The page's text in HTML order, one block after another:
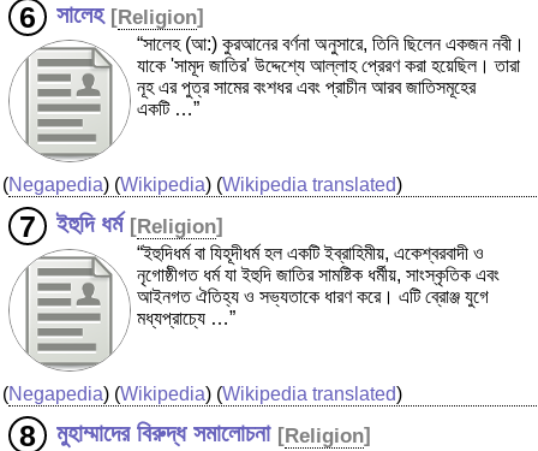
সালেহ [Religion]
“সালেহ (আ:) কুরআনের বর্ণনা অনুসারে, তিনি ছিলেন একজন নবী।
যাকে 'সামূদ জাতির' উদ্দেশ্যে আল্লাহ প্রেরণ করা হয়েছিল। তারা
নূহ এর পুত্র সামের বংশধর এবং প্রাচীন আরব জাতিসমূহের
একটি …”
(Negapedia) (Wikipedia) (Wikipedia translated)
ইহুদি ধর্ম [Religion]
“ইহুদিধর্ম বা যিহূদীধর্ম হল একটি ইব্রাহিমীয়, একেশ্বরবাদী ও
নৃগোষ্ঠীগত ধর্ম যা ইহুদি জাতির সামষ্টিক ধর্মীয়, সাংস্কৃতিক এবং
আইনগত ঐতিহ্য ও সভ্যতাকে ধারণ করে। এটি ব্রোঞ্জ যুগে
মধ্যপ্রাচ্যে …”
(Negapedia) (Wikipedia) (Wikipedia translated)
মুহাম্মাদের বিরুদ্ধ সমালোচনা [Religion]